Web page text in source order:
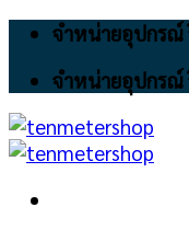
Skip
content
จำหน่ายอุปกรณ์
จำหน่ายอุปกรณ์